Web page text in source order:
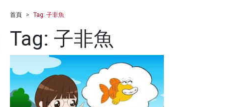
首頁 Tag: 子非魚
Tag: 子非魚